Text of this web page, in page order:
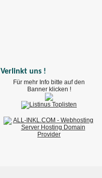
Verlinkt uns !
Für mehr Info bitte auf den
Banner klicken !